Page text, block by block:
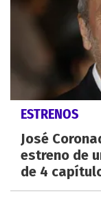
ESTRENOS
José
estreno de
de 4